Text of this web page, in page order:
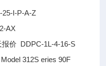
I-P-A-Z
AX
价 DDPC-1L-4-16-S
312S eries 90F